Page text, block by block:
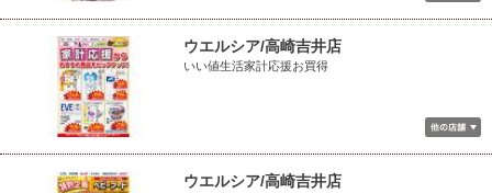
ウエルシア/高崎吉井店
いい値生活家計応援お買得
ウエルシア/高崎吉井店